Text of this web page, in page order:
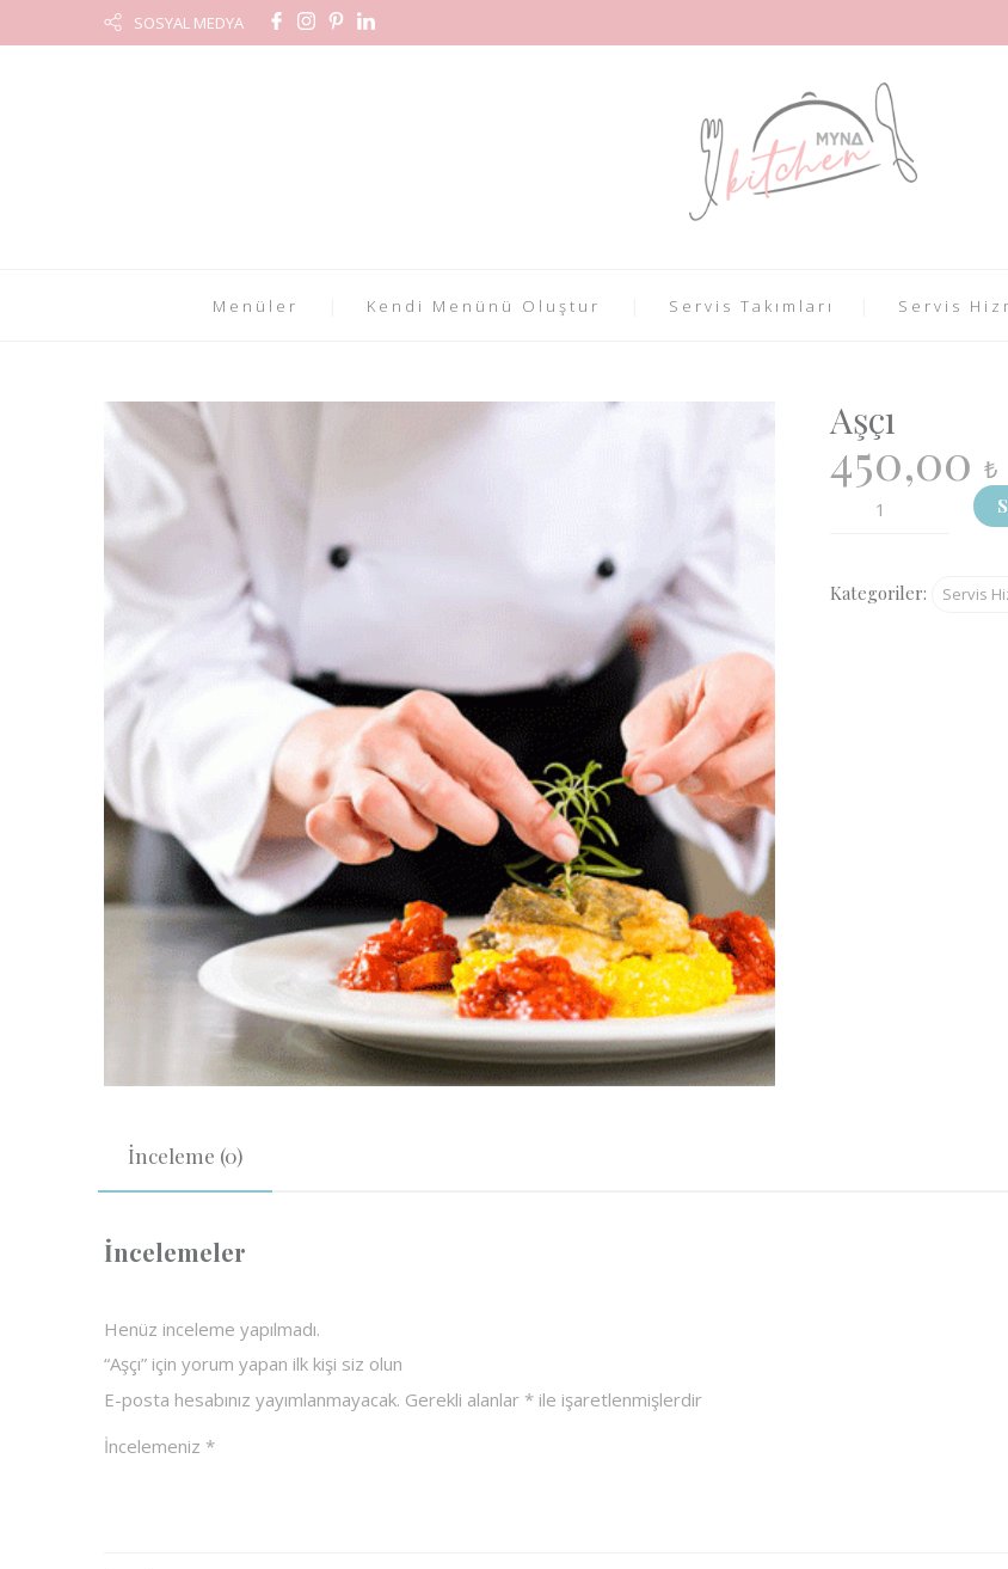
SOSYAL MEDYA
Menüler Kendi Menünü Oluştur Servis Takımları Servis
Aşçı
450,00₺
Kategoriler: Servis
İnceleme (0)
İncelemeler
Henüz inceleme yapılmadı.
“Aşçı” için yorum yapan ilk kişi siz olun
E-posta hesabınız yayımlanmayacak. Gerekli alanlar * ile işaretlenmişlerdir
İncelemeniz *